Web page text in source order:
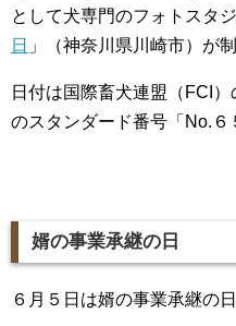
として犬専門のフォトスタジ
日 」（神奈川県川崎市）が制
日付は国際畜犬連盟（FCI
のスタンダード番号「No.６
婿の事業承継の日
６月５日は婿の事業承継の日